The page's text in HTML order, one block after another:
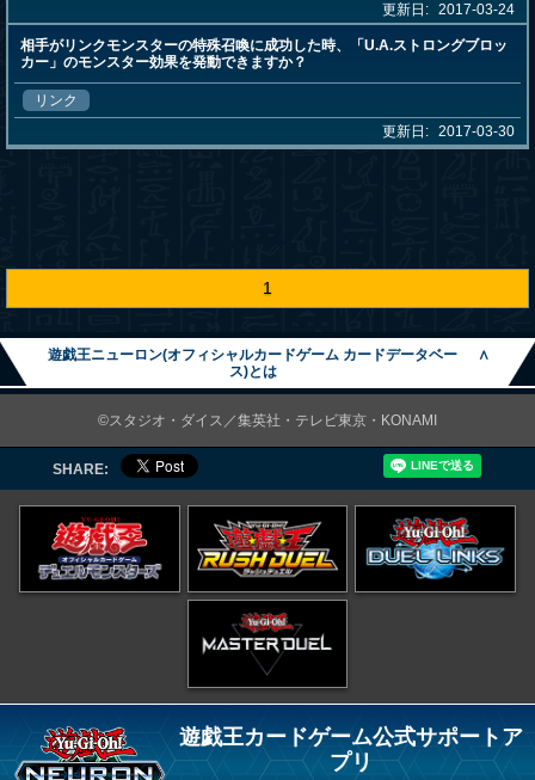
更新日: 2017-03-24
相手がリンクモンスターの特殊召喚に成功した時、「U.A.ストロングブロッ
カー」のモンスター効果を発動できますか？
リンク
更新日: 2017-03-30
1
遊戯王ニューロン(オフィシャルカードゲーム カードデータベー
ス)とは
∧
©スタジオ・ダイス／集英社・テレビ東京・KONAMI
SHARE:
遊戯王カードゲーム公式サポートア
プリ